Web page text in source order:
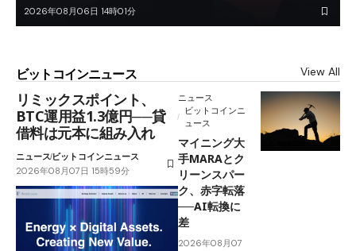
2026年08月06日 14時01分
ビットコインニュース View All
リミックスポイント、
BTC運用益1.3億円──貸
借料は元本に組み入れ
ニュースビットコインニュース
2026年08月07日 15時59分
ニュース
ビットコインニ
ュース
マイニング大
手MARAとク
リーンスパー
ク、赤字転落
──AI転換に
差
2026年08月07